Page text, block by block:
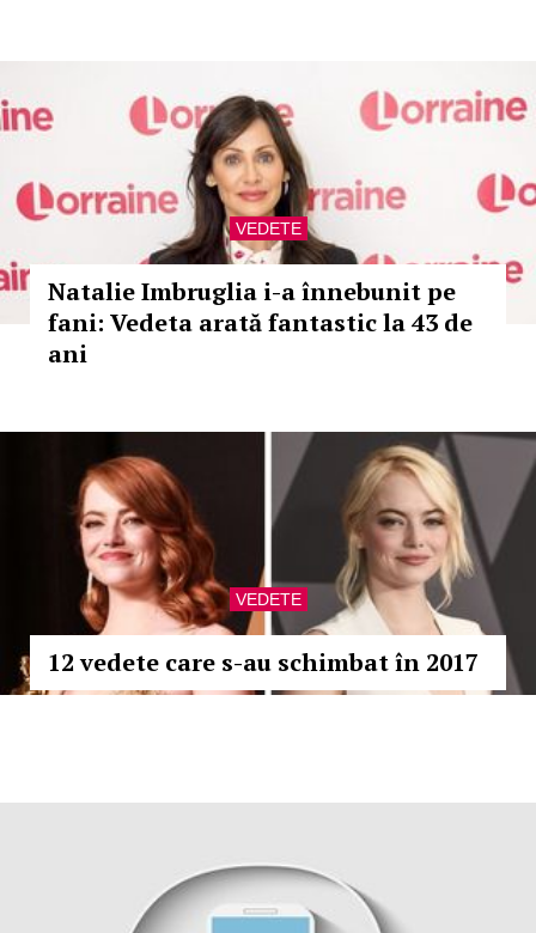
VEDETE
Natalie Imbruglia i-a înnebunit pe
fani: Vedeta arată fantastic la 43 de
ani
VEDETE
12 vedete care s-au schimbat în 2017